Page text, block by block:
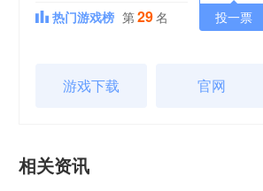
投一票
热门游戏榜 第29名
游戏下载 官网
相关资讯